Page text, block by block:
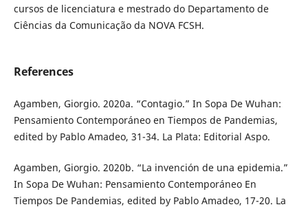
cursos de licenciatura e mestrado do Departamento de
Ciências da Comunicação da NOVA FCSH.
References
Agamben, Giorgio. 2020a. “Contagio.” In Sopa De Wuhan:
Pensamiento Contemporáneo en Tiempos de Pandemias,
edited by Pablo Amadeo, 31-34. La Plata: Editorial Aspo.
Agamben, Giorgio. 2020b. “La invención de una epidemia.”
In Sopa De Wuhan: Pensamiento Contemporáneo En
Tiempos De Pandemias, edited by Pablo Amadeo, 17-20. La